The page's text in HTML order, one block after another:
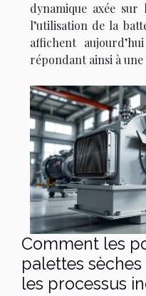
dynamique axée
l’utilisation de la
affichent
répondant ainsi à une
Comment les
palettes
les processus